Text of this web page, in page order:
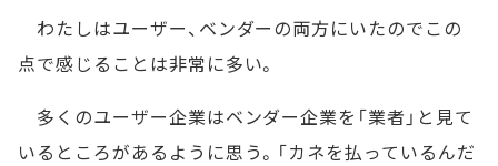
わたしはユーザー、ベンダーの両方にいたのでこの
点で感じることは非常に多い。
多くのユーザー企業はベンダー企業を「業者」と見て
いるところがあるように思う。「カネを払っているんだ